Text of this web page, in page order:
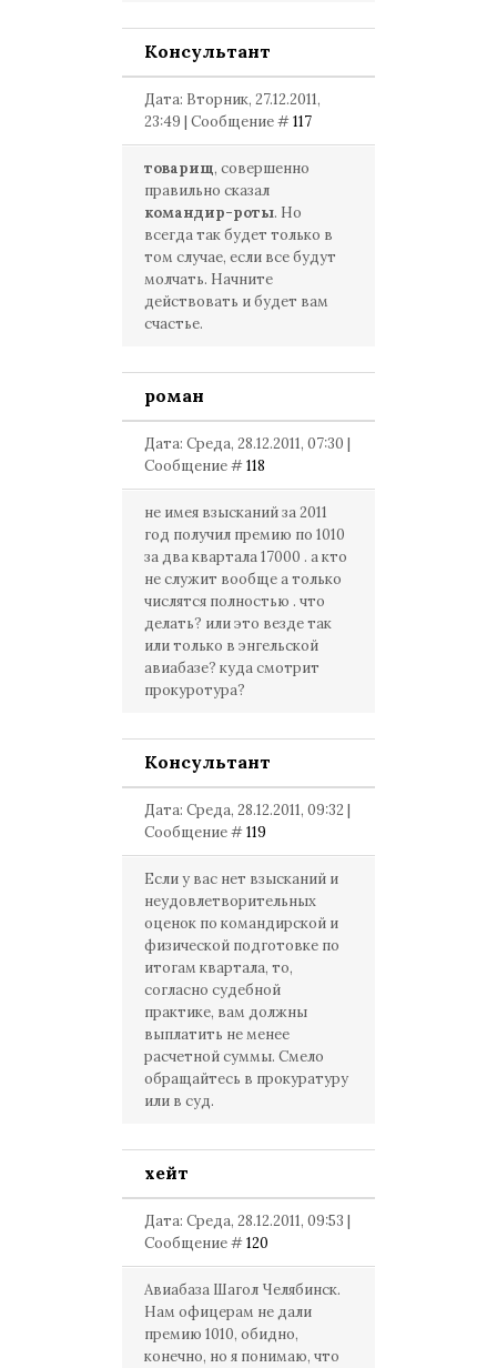
Консультант
Дата: Вторник, 27.12.2011,
23:49 | Сообщение #117
товарищ, совершенно
правильно сказал
командир-роты. Но
всегда так будет только в
том случае, если все будут
молчать. Начните
действовать и будет вам
счастье.
роман
Дата: Среда, 28.12.2011, 07:30 |
Сообщение #118
не имея взысканий за 2011
год получил премию по 1010
за два квартала 17000 . а кто
не служит вообще а только
числятся полностью . что
делать? или это везде так
или только в энгельской
авиабазе? куда смотрит
прокуротура?
Консультант
Дата: Среда, 28.12.2011, 09:32 |
Сообщение #119
Если у вас нет взысканий и
неудовлетворительных
оценок по командирской и
физической подготовке по
итогам квартала, то,
согласно судебной
практике, вам должны
выплатить не менее
расчетной суммы. Смело
обращайтесь в прокуратуру
или в суд.
хейт
Дата: Среда, 28.12.2011, 09:53 |
Сообщение #120
Авиабаза Шагол Челябинск.
Нам офицерам не дали
премию 1010, обидно,
конечно, но я понимаю, что